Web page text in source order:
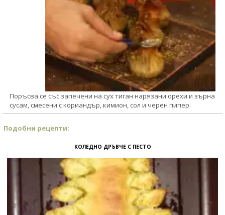
Поръсва се със запечени на сух тиган нарязани орехи и зърна
сусам, смесени с кориандър, кимион, сол и черен пипер.
Подобни рецепти:
КОЛЕДНО ДРЪВЧЕ С ПЕСТО